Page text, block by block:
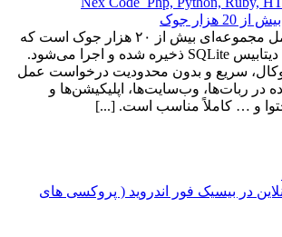
جوک
این وب‌سرویس شامل مجموعه‌ای بیش از ۲۰ هزار جوک است که
به‌صورت کامل روی دیتابیس SQLite ذخیره شده و اجرا می‌شود.
سریع و بدون محدودیت درخواست عمل
در ربات‌ها، وب‌سایت‌ها، اپلیکیشن‌ها و
و … کاملاً مناسب است. [...]